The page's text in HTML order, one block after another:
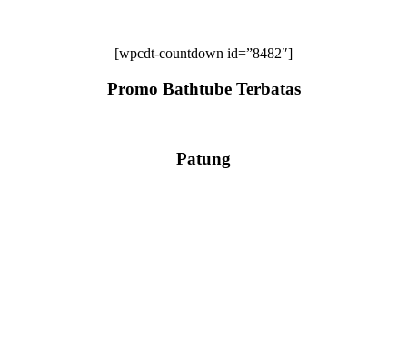
[wpcdt-countdown id=”8482″]
Promo Bathtube Terbatas
Patung